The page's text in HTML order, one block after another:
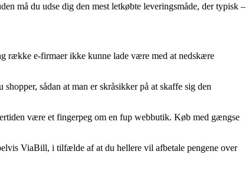
må du udse dig den mest letkøbte leveringsmåde, der typisk –
række e-firmaer ikke kunne lade være med at nedskære
sådan at man er skråsikker på at skaffe sig den
være et fingerpeg om en fup webbutik. Køb med gængse
ViaBill, i tilfælde af at du hellere vil afbetale pengene over